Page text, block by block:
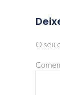
O seu